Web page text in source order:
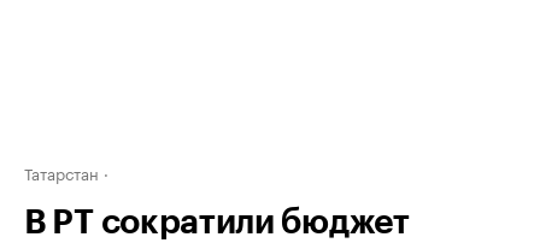
Татарстан
В РТ сократили бюджет